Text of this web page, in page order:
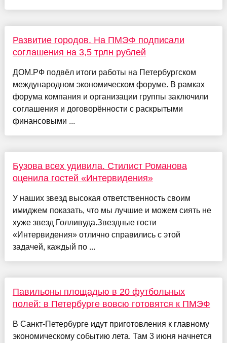
Развитие городов. На ПМЭФ подписали
соглашения на 3,5 трлн рублей
ДОМ.РФ подвёл итоги работы на Петербургском
международном экономическом форуме. В рамках
форума компания и организации группы заключили
соглашения и договорённости с раскрытыми
финансовыми ...
Бузова всех удивила. Стилист Романова
оценила гостей «Интервидения»
У наших звезд высокая ответственность своим
имиджем показать, что мы лучшие и можем сиять не
хуже звезд Голливуда.Звездные гости
«Интервидения» отлично справились с этой
задачей, каждый по ...
Павильоны площадью в 20 футбольных
полей: в Петербурге вовсю готовятся к ПМЭФ
В Санкт-Петербурге идут приготовления к главному
экономическому событию лета. Там 3 июня начнется